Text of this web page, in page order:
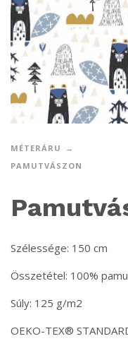
MÉTERÁRU
PAMUTVÁSZON
Szélessége: 150 cm
Összetétel: 100%
Súly: 125 g/m2
OEKO-TEX®